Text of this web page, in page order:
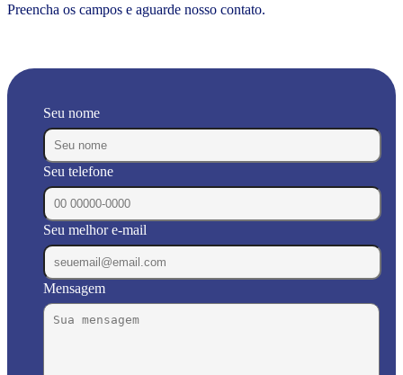
Preencha os campos e aguarde nosso contato.
Seu nome
Seu telefone
Seu melhor e-mail
Mensagem